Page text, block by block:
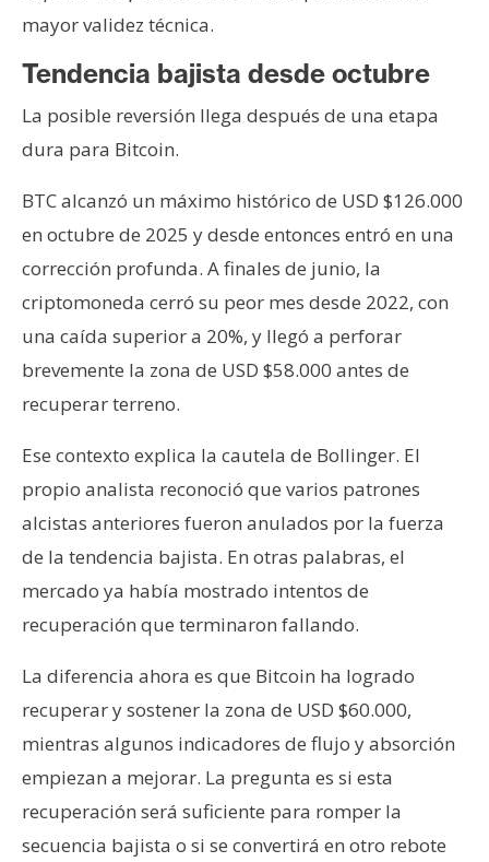
mayor validez técnica.
Tendencia bajista desde octubre
La posible reversión llega después de una etapa
dura para Bitcoin.
BTC alcanzó un máximo histórico de USD $126.000
en octubre de 2025 y desde entonces entró en una
corrección profunda. A finales de junio, la
criptomoneda cerró su peor mes desde 2022, con
una caída superior a 20%, y llegó a perforar
brevemente la zona de USD $58.000 antes de
recuperar terreno.
Ese contexto explica la cautela de Bollinger. El
propio analista reconoció que varios patrones
alcistas anteriores fueron anulados por la fuerza
de la tendencia bajista. En otras palabras, el
mercado ya había mostrado intentos de
recuperación que terminaron fallando.
La diferencia ahora es que Bitcoin ha logrado
recuperar y sostener la zona de USD $60.000,
mientras algunos indicadores de flujo y absorción
empiezan a mejorar. La pregunta es si esta
recuperación será suficiente para romper la
secuencia bajista o si se convertirá en otro rebote